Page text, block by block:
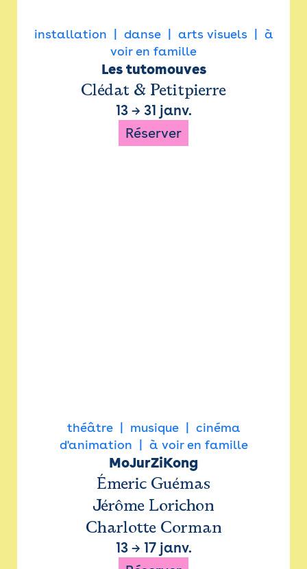
installation danse arts visuels
à
voir en famille
Les tutomouves
Clédat & Petitpierre
13→ 31 janv.
Réserver
théâtre musique
cinéma
d'animation
à voir en famille
MoJurZiKong
Émeric Guémas
Jérôme Lorichon
Charlotte Corman
13→ 17 janv.